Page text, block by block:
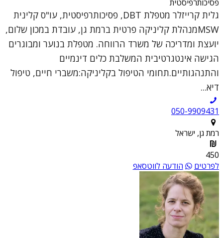
פסיכותרפיסטית
גלית קרייזלר מטפלת DBT, פסיכותרפיסטית, עו"ס קלינית
MSWמנהלת קליניקה פרטית ברמת גן, עובדת במכון שלום,
יועצת ומדריכה של משרד הרווחה. מטפלת בנוער ומבוגרים
הגישה אינטגרטיבית המשלבת כלים דינמיים
והתנהגותיים.תחומי הטיפול בקליניקה:משברי חיים, טיפול
דיא...
050-9909431
רמת גן, ישראל
450
לפרטים
הודעה לווטסאפ